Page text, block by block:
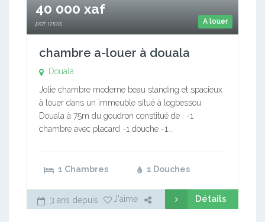
A louer
40 000 xaf
par mois
chambre a-louer à douala
Douala
Jolie chambre moderne beau standing et spacieux
à louer dans un immeuble situé à logbessou
Douala à 75m du goudron constitué de : -1
chambre avec placard -1 douche -1…
1 Chambres 1 Douches
3 ans depuis J'aime Détails